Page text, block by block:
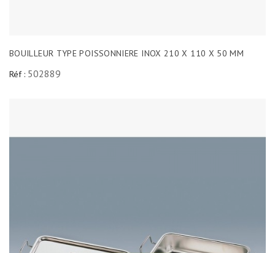
BOUILLEUR TYPE POISSONNIERE INOX 210 X 110 X 50 MM
Réf : 502889